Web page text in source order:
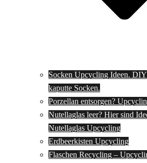
Socken Upcycling Ideen.
kaputte Socken.
Porzellan entsorgen?
Nutellaglas leer? Hier sind
Nutellaglas Upcycling
Erdbeerkisten Upcycling
Flaschen Recycling –